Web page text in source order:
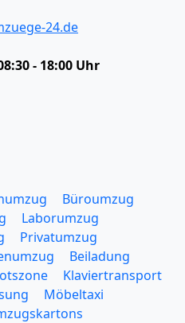
24.de
- 18:00 Uhr
Büroumzug
Laborumzug
Privatumzug
Beiladung
Klaviertransport
Möbeltaxi